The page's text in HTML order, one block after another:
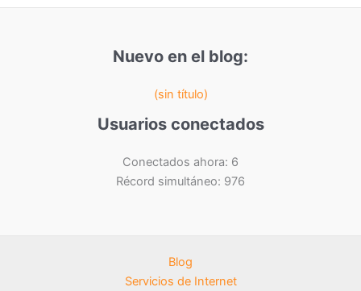
Nuevo en el blog:
(sin título)
Usuarios conectados
Conectados ahora: 6
Récord simultáneo: 976
Blog
Servicios de Internet